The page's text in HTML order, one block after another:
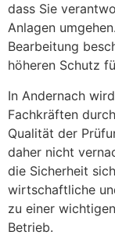
dass Sie
Anlagen
Bearbeitung
höheren Schutz
In Andernach
Fachkräften
Qualität der
daher nicht
die Sicherheit
wirtschaftliche
zu einer
Betrieb.